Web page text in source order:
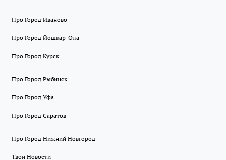
Про Город Иваново
Про Город Йошкар-Ола
Про Город Курск
Про Город Рыбинск
Про Город Уфа
Про Город Саратов
Про Город Нижний Новгород
Твои Новости